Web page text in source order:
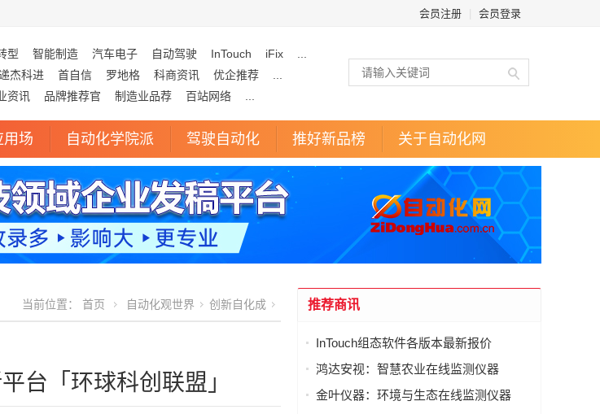
会员注册 会员登录
型 智能制造 汽车电子 自动驾驶 InTouch iFix
杰科进 首自信 罗地格 科商资讯 优企推荐
资讯 品牌推荐官 制造业品荐 百站网络
用场 自动化学院派 驾驶自动化 推好新品榜 关于自动化网
当前位置： 首页 自动化观世界 创新自化成
台「环球科创联盟」
推荐商讯
InTouch组态软件各版本最新报价
鸿达安视：智慧农业在线监测仪器
金叶仪器：环境与生态在线监测仪器